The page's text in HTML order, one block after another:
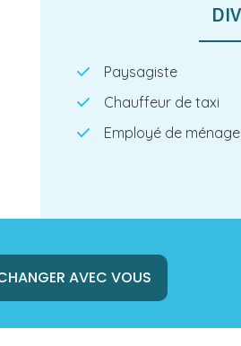
Paysagiste
Chauffeur de taxi
Employé de ménage
AVEC VOUS